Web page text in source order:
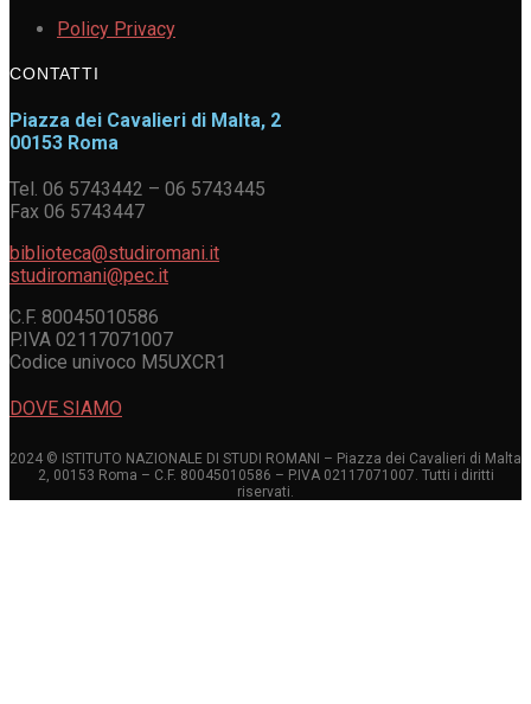
Policy Privacy
CONTATTI
Piazza dei Cavalieri di Malta, 2
00153 Roma
Tel. 06 5743442 – 06 5743445
Fax 06 5743447
biblioteca@studiromani.it
studiromani@pec.it
C.F. 80045010586
P.IVA 02117071007
Codice univoco M5UXCR1
DOVE SIAMO
2024 © ISTITUTO NAZIONALE DI STUDI ROMANI – Piazza dei Cavalieri di Malta
2, 00153 Roma – C.F. 80045010586 – P.IVA 02117071007. Tutti i diritti
riservati.